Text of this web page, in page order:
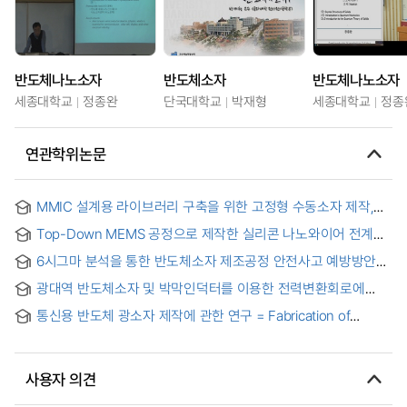
반도체나노소자
세종대학교 정종완
반도체소자
단국대학교 박재형
반도체나노소자
세종대학교 정
연관학위논문
MMIC 설계용 라이브러리 구축을 위한 고정형 수동소자 제작,
모델링과 분산형 증폭기 최적화설계 연구
Top-Down MEMS 공정으로 제작한 실리콘 나노와이어 전계
효과 트랜지스터의 전류 모델 검증 = A Current Model of
Silicon Nanowire Field Effect Transistor Fabricated by Top-
Down MEMS Processes and Its Evaluation Results
6시그마 분석을 통한 반도체소자 제조공정 안전사고 예방방안
연구
광대역 반도체소자 및 박막인덕터를 이용한 전력변환회로에
관한 연구 . 2002 = (A) study of power conversion circuit
using wide-bandgap semiconductor and thin-film inductor
통신용 반도체 광소자 제작에 관한 연구 = Fabrication of
systems
사용자 의견